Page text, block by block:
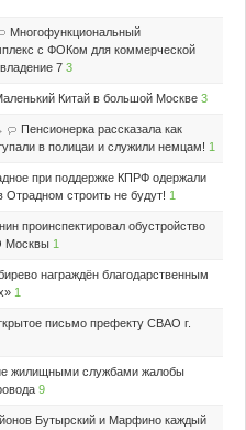
Многофункциональный
с ФОКом для коммерческой
7 3
Китай в большой Москве 3
Пенсионерка рассказала как
в полицаи и служили немцам! 1
при поддержке КПРФ одержали
строить не будут! 1
проинспектировал обустройство
Москвы 1
награждён благодарственным
1
письмо префекту СВАО г.
жилищными службами жалобы
9
Бутырский и Марфино каждый